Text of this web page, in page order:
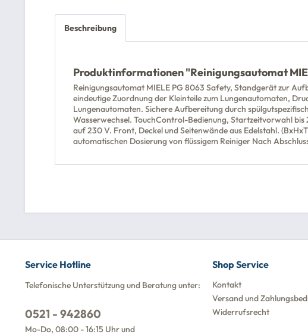
Beschreibung
Produktinformationen "Reinigungsautomat
Reinigungsautomat MIELE PG 8063 Safety, Standgerät zur
eindeutige Zuordnung der Kleinteile zum Lungenautomaten,
Lungenautomaten. Sichere Aufbereitung durch
Wasserwechsel. TouchControl-Bedienung, Startzeitvorwahl
auf 230 V. Front, Deckel und Seitenwände aus Edelstahl.
automatischen Dosierung von flüssigem Reiniger Nach
Service Hotline
Telefonische Unterstützung und Beratung unter:
0521 - 942860
Mo-Do, 08:00 - 16:15 Uhr und
Shop Service
Kontakt
Versand und
Widerrufsrecht